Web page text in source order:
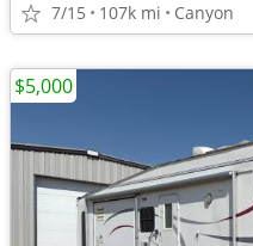
7/15 107k mi Canyon
$5,000